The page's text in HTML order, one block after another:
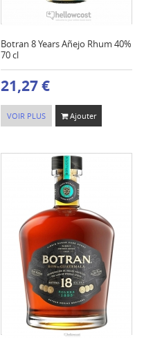
Botran 8 Years Añejo Rhum 40%
70 cl
21,27 €
VOIR PLUS Ajouter